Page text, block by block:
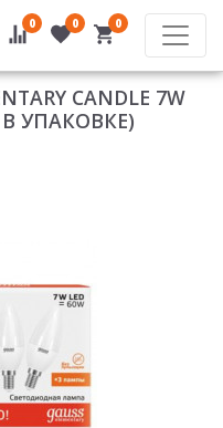
0 0 0
CANDLE 7W
В УПАКОВКЕ)